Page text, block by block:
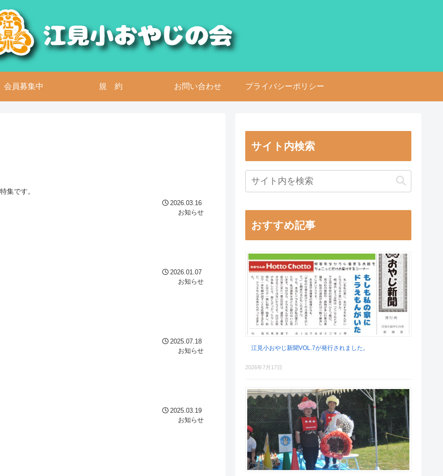
会員募集中 規 約 お問い合わせ プライバシーポリシー
集です。
2026.03.16
お知らせ
2026.01.07
お知らせ
2025.07.18
お知らせ
2025.03.19
お知らせ
サイト内検索
おすすめ記事
江見小おやじ新聞VOL.7が発行されました。
2026年7月17日